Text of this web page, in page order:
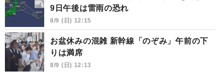
9日午後は雷雨の恐れ
8/9 (日) 12:15
お盆休みの混雑 新幹線「のぞみ」午前の下
りは満席
8/9 (日) 12:13